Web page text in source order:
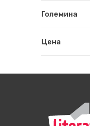
Големина
Цена